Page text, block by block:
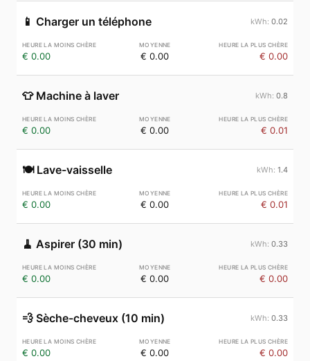
📱 Charger un téléphone 0.02
€ 0.00 € 0.00 € 0.00
👕 Machine à laver 0.8
€ 0.00 € 0.00 € 0.01
🍽️ Lave-vaisselle 1.4
€ 0.00 € 0.00 € 0.01
🧹 Aspirer (30 min) 0.33
€ 0.00 € 0.00 € 0.00
💨 Sèche-cheveux (10 min) 0.33
€ 0.00 € 0.00 € 0.00